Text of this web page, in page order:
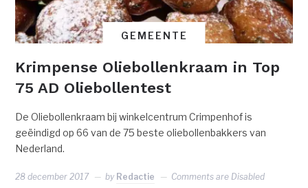
GEMEENTE
Krimpense Oliebollenkraam in Top
75 AD Oliebollentest
De Oliebollenkraam bij winkelcentrum Crimpenhof is
geëindigd op 66 van de 75 beste oliebollenbakkers van
Nederland.
28 december 2017 by Redactie Comments are Disabled